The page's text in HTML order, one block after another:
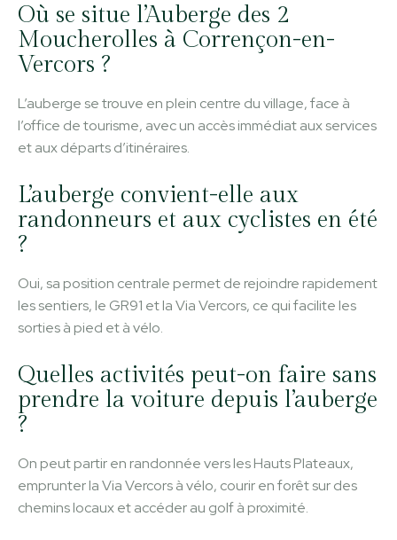
Où se situe l’Auberge des 2
Moucherolles à Corrençon-en-
Vercors ?
L’auberge se trouve en plein centre du village, face à
l’office de tourisme, avec un accès immédiat aux services
et aux départs d’itinéraires.
L’auberge convient-elle aux
randonneurs et aux cyclistes en été
?
Oui, sa position centrale permet de rejoindre rapidement
les sentiers, le GR91 et la Via Vercors, ce qui facilite les
sorties à pied et à vélo.
Quelles activités peut-on faire sans
prendre la voiture depuis l’auberge
?
On peut partir en randonnée vers les Hauts Plateaux,
emprunter la Via Vercors à vélo, courir en forêt sur des
chemins locaux et accéder au golf à proximité.